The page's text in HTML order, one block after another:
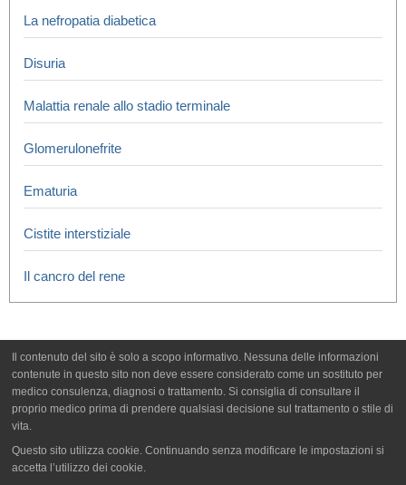
La nefropatia diabetica
Disuria
Malattia renale allo stadio terminale
Glomerulonefrite
Ematuria
Cistite interstiziale
Il cancro del rene
Il contenuto del sito è solo a scopo informativo. Nessuna delle informazioni
contenute in questo sito non deve essere considerato come un sostituto per
medico consulenza, diagnosi o trattamento. Si consiglia di consultare il
proprio medico prima di prendere qualsiasi decisione sul trattamento o stile di
vita.
Questo sito utilizza cookie. Continuando senza modificare le impostazioni si
accetta l’utilizzo dei cookie.